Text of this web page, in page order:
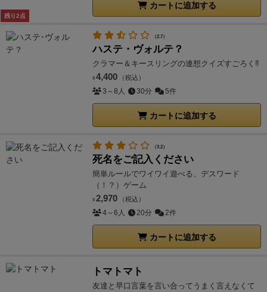
残り2点
カートに追加する
（2.7）
ハステ・ヴォルテ？
クラマー＆キースリングの連想クイズすごろく‼
¥ 4,400 （税込）
3～8人 30分 5件
カートに追加する
（3.2）
死名をご記入ください
簡単ルールでワイワイ遊べる、デスワード
（！？）ゲーム
¥ 2,970 （税込）
4～6人 20分 2件
カートに追加する
トマトマト
友達と早口言葉を言い合ってうまく言えなくて